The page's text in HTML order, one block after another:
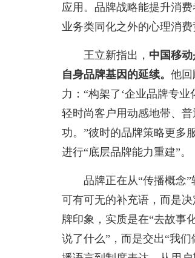
应用。品牌战略能提升消
业务类同化之外的心理消费
王立新指出， 中国移
自身品牌基因的延续。 他回
力：“构架了‘企业品牌专
轻时尚客户用动感地带、
功。”彼时的品牌策略更多
进行“底层品牌能力重建”。
品牌正在从“传播概念
可有可无的补充语，而是
牌印象，实质是在“去故事
说了什么”，而是交出“我